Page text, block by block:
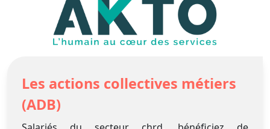
Les actions collectives métiers
(ADB)